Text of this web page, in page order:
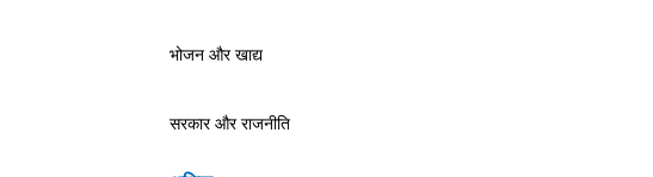
भोजन और खाद्य
सरकार और राजनीति